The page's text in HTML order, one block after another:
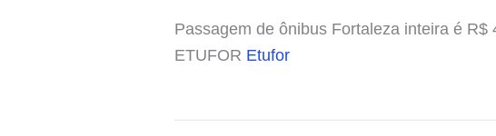
Passagem de ônibus Fortaleza inteira é
ETUFOR Etufor